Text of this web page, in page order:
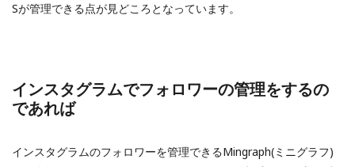
Sが管理できる点が見どころとなっています。
インスタグラムでフォロワーの管理をするの
であれば
インスタグラムのフォロワーを管理できるMingraph(ミニグラフ)